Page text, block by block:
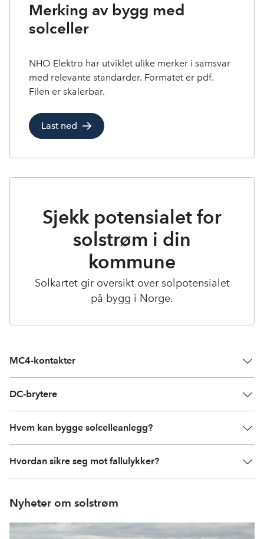
Merking av bygg med
solceller
NHO Elektro har utviklet ulike merker i samsvar
med relevante standarder. Formatet er pdf.
Filen er skalerbar.
Last ned
Sjekk potensialet for
solstrøm i din
kommune
Solkartet gir oversikt over solpotensialet
på bygg i Norge.
MC4-kontakter
DC-brytere
Hvem kan bygge solcelleanlegg?
Hvordan sikre seg mot fallulykker?
Nyheter om solstrøm